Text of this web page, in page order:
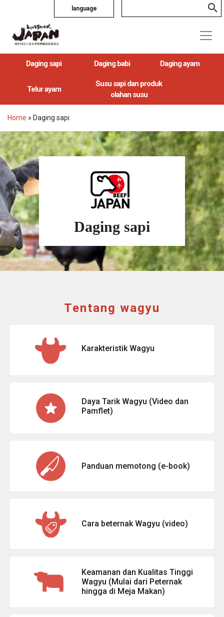
language
Daging sapi Daging babi Daging ayam
Telur ayam
Susu sapi dan produk
olahan susu
Home » Daging sapi
Daging sapi
Tentang wagyu
Karakteristik Wagyu
Daya Tarik Wagyu (Video dan
Pamflet)
Panduan memotong (e-book)
Cara beternak Wagyu (video)
Keamanan dan Kualitas Tinggi
Wagyu (Mulai dari Peternak
hingga di Meja Makan)